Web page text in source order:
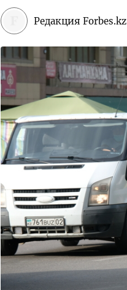
Редакция Forbes.kz